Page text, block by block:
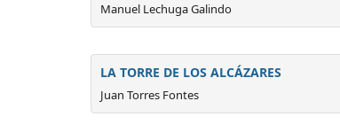
Manuel Lechuga Galindo
LA TORRE DE LOS ALCÁZARES
Juan Torres Fontes